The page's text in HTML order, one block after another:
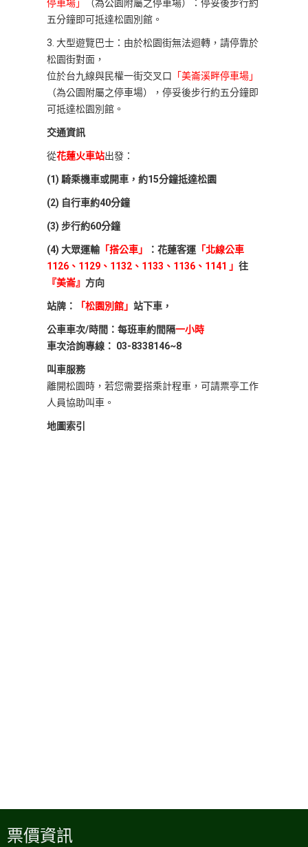
停車場」
（為公園附屬之停車場）：停妥後步行約
五分鐘即可抵達松園別館。
3. 大型遊覽巴士：由於松園街無法迴轉，請停靠於
松園街對面，
位於台九線與民權一街交叉口 「美崙溪畔停車場」
（為公園附屬之停車場），停妥後步行約五分鐘即
可抵達松園別館。
交通資訊
從花蓮火車站出發：
(1) 騎乘機車或開車，約15分鐘抵達松園
(2) 自行車約40分鐘
(3) 步行約60分鐘
(4) 大眾運輸「搭公車」 ：花蓮客運「北線公車
1126、1129、1132、1133、1136、1141 」 往
『美崙』 方向
站牌： 「松園別館」 站下車，
公車車次/時間：每班車約間隔一小時
車次洽詢專線： 03-8338146~8
叫車服務
離開松園時，若您需要搭乘計程車，可請票亭工作
人員協助叫車。
地圖索引
票價資訊